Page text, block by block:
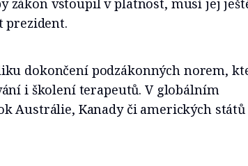
zákon vstoupil v platnost, musí jej
prezident.
dokončení podzákonných norem,
i školení terapeutů. V globálním
Austrálie, Kanady či amerických států